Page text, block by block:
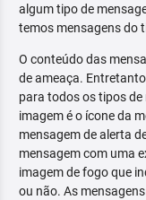
algum tipo de
temos mensagens do
O conteúdo das
de ameaça.
para todos os tipos de
imagem é o ícone da
mensagem de alerta
mensagem com uma
imagem de fogo que
ou não. As